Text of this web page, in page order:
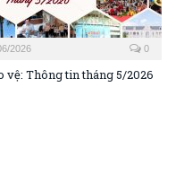
2026 0
vệ: Thông tin tháng 5/2026